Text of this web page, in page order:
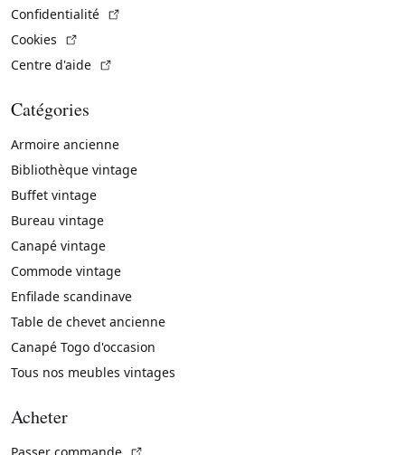
Confidentialité
Cookies
Centre d'aide
Catégories
Armoire ancienne
Bibliothèque vintage
Buffet vintage
Bureau vintage
Canapé vintage
Commode vintage
Enfilade scandinave
Table de chevet ancienne
Canapé Togo d'occasion
Tous nos meubles vintages
Acheter